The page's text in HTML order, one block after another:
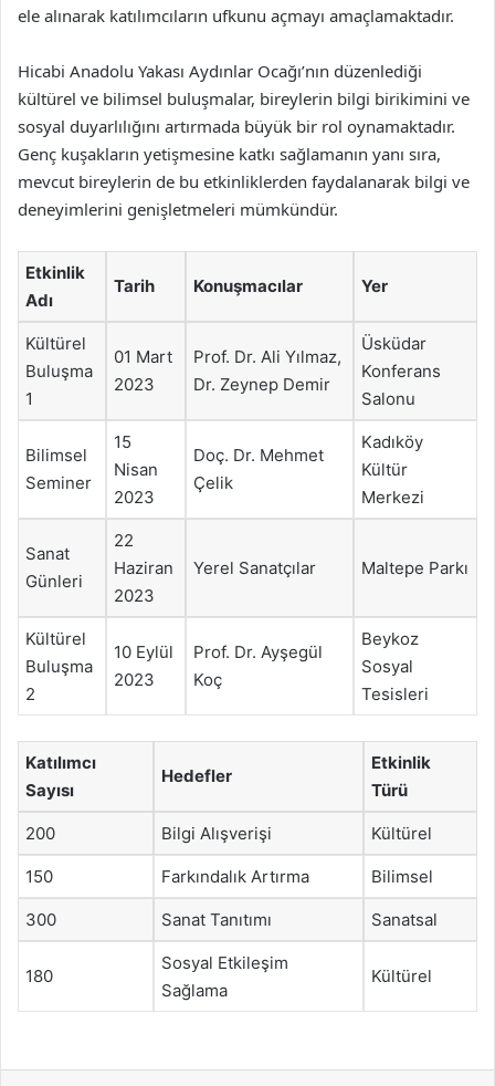
ele alınarak katılımcıların ufkunu açmayı amaçlamaktadır.
Hicabi Anadolu Yakası Aydınlar Ocağı’nın düzenlediği
kültürel ve bilimsel buluşmalar, bireylerin bilgi birikimini ve
sosyal duyarlılığını artırmada büyük bir rol oynamaktadır.
Genç kuşakların yetişmesine katkı sağlamanın yanı sıra,
mevcut bireylerin de bu etkinliklerden faydalanarak bilgi ve
deneyimlerini genişletmeleri mümkündür.
Etkinlik
Adı
Tarih Konuşmacılar Yer
Kültürel
Buluşma
1
01 Mart
2023
Prof. Dr. Ali Yılmaz,
Dr. Zeynep Demir
Üsküdar
Konferans
Salonu
Bilimsel
Seminer
15
Nisan
2023
Doç. Dr. Mehmet
Çelik
Kadıköy
Kültür
Merkezi
Sanat
Günleri
22
Haziran
2023
Yerel Sanatçılar Maltepe Parkı
Kültürel
Buluşma
2
10 Eylül
2023
Prof. Dr. Ayşegül
Koç
Beykoz
Sosyal
Tesisleri
Katılımcı
Sayısı
Hedefler
Etkinlik
Türü
200 Bilgi Alışverişi Kültürel
150 Farkındalık Artırma Bilimsel
300 Sanat Tanıtımı Sanatsal
180
Sosyal Etkileşim
Sağlama
Kültürel